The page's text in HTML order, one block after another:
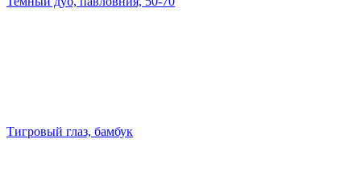
Тигровый глаз, бамбук